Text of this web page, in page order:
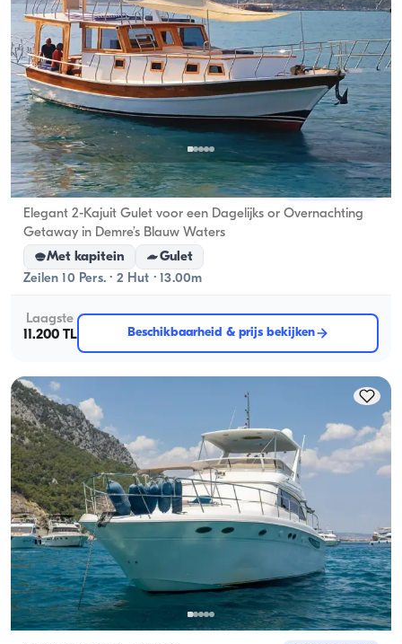
Demre, Antalya Nieuwe boot
Elegant 2-Kajuit Gulet voor een Dagelijks or Overnachting
Getaway in Demre’s Blauw Waters
Met kapitein
Gulet
Zeilen 10 Pers. · 2 Hut · 13.00m
Laagste
11.200 TL
Beschikbaarheid & prijs bekijken